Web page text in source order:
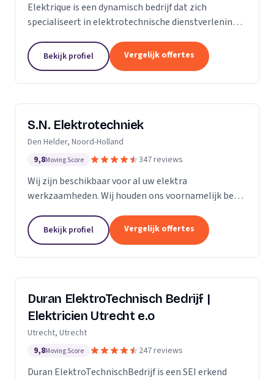
Elektrique is een dynamisch bedrijf dat zich
specialiseert in elektrotechnische dienstverlening.
klanttevredenheid, streven we ernaar om elke klus,
groot of...
Bekijk profiel Vergelijk offertes
S.N. Elektrotechniek
Den Helder, Noord-Holland
9,8Moving Score 347 reviews
Wij zijn beschikbaar voor al uw elektra
werkzaamheden. Wij houden ons voornamelijk bezig
groepenkastinstallaties & laadpalen.
Bekijk profiel Vergelijk offertes
Duran ElektroTechnisch Bedrijf |
Elektricien Utrecht e.o
Utrecht, Utrecht
9,8Moving Score 247 reviews
Duran ElektroTechnischBedrijf is een SEI erkend